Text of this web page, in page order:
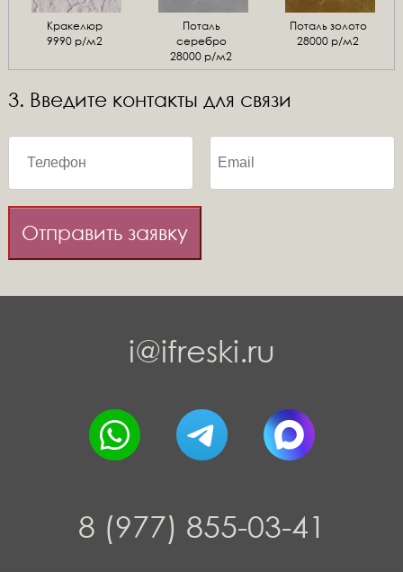
Кракелюр
9990 р/м2
Поталь
серебро
28000 р/м2
Поталь золото
28000 р/м2
3. Введите контакты для связи
Отправить заявку
i@ifreski.ru
8 (977) 855-03-41